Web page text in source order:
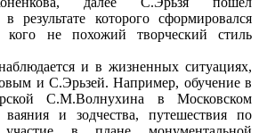
результате которого сформировался
не похожий творческий стиль
и в жизненных ситуациях,
и С.Эрьзей. Например, обучение в
С.М.Волнухина в Московском
и зодчества, путешествия по